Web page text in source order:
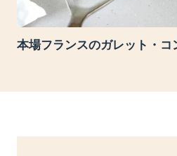
本場フランスのガレット・コ